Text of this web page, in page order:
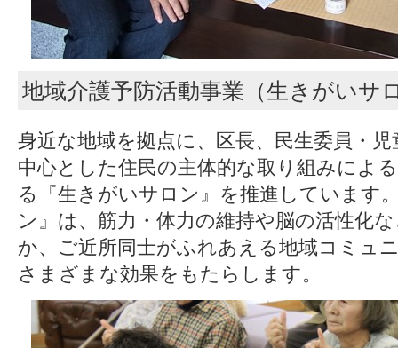
地域介護予防活動事業（生きがいサ
身近な地域を拠点に、区長、民生委員・
中心とした住民の主体的な取り組みによ
る『生きがいサロン』を推進しています
ン』は、筋力・体力の維持や脳の活性化
か、ご近所同士がふれあえる地域コミュ
さまざまな効果をもたらします。